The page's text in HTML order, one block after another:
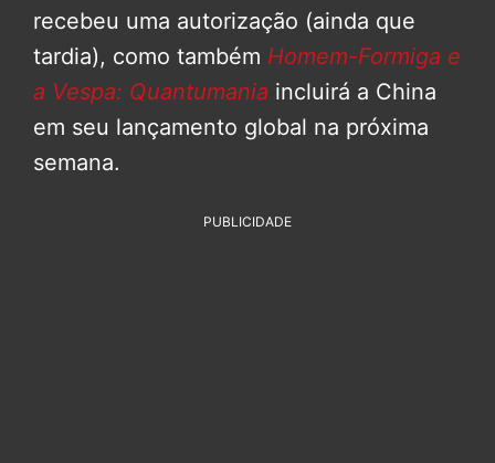
recebeu uma autorização (ainda que
tardia), como também Homem-Formiga e
a Vespa: Quantumania incluirá a China
em seu lançamento global na próxima
semana.
PUBLICIDADE